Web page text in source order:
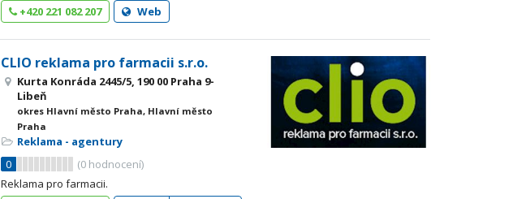
+420 221 082 207
Web
CLIO reklama pro farmacii s.r.o.
Kurta Konráda 2445/5, 190 00 Praha 9-
Libeň
okres Hlavní město Praha, Hlavní město
Praha
Reklama - agentury
0
(0 hodnocení)
Reklama pro farmacii.